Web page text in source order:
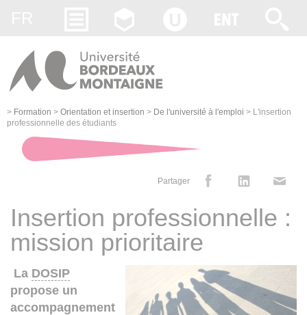
> Formation > Orientation et insertion > De l'université à l'emploi > L'insertion
professionnelle des étudiants
Partager
Insertion professionnelle :
mission prioritaire
La DOSIP
propose un
accompagnement